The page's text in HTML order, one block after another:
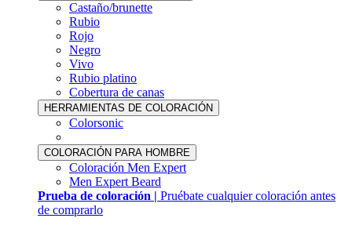
Castaño/brunette
Rubio
Rojo
Negro
Vivo
Rubio platino
Cobertura de canas
HERRAMIENTAS DE COLORACIÓN
Colorsonic
COLORACIÓN PARA HOMBRE
Coloración Men Expert
Men Expert Beard
Prueba de coloración | Pruébate cualquier coloración antes
de comprarlo